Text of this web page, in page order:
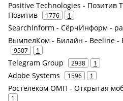
Positive Technologies - Позитив
Позитив
1776 1
SearchInform - СёрчИнформ -
ВымпелКом - Билайн - Beeline
9507 1
Telegram Group 2938 1
Adobe Systems 1596 1
Ростелеком ОМП - Открытая
1